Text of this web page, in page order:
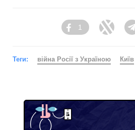
Facebook
1
Twitter
Теги: війна Росії з Україною Київ